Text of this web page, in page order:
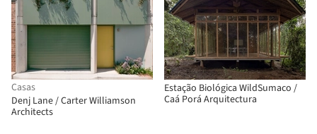
Casas
Denj Lane / Carter Williamson
Architects
Estação Biológica WildSumaco /
Caá Porá Arquitectura